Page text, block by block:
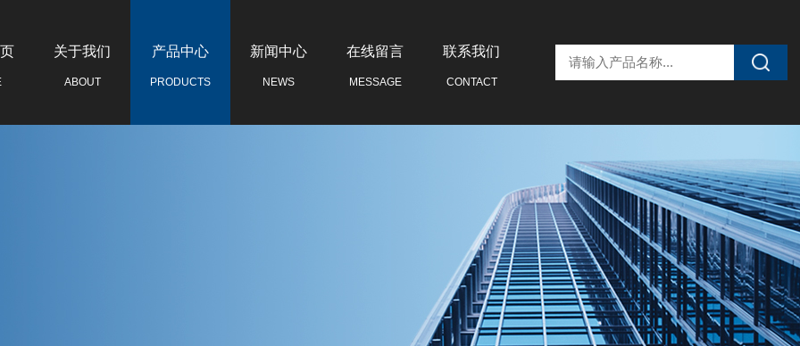
关于我们
ABOUT
产品中心
PRODUCTS
新闻中心
NEWS
在线留言
MESSAGE
联系我们
CONTACT